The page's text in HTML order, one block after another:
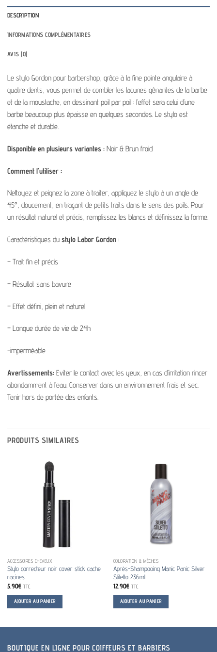
DESCRIPTION
INFORMATIONS COMPLÉMENTAIRES
AVIS (0)
Le stylo Gordon pour barbershop, grâce à la fine pointe angulaire à
quatre dents, vous permet de combler les lacunes gênantes de la barbe
et de la moustache, en dessinant poil par poil : l’effet sera celui d’une
barbe beaucoup plus épaisse en quelques secondes. Le stylo est
étanche et durable.
Disponible en plusieurs variantes : Noir & Brun froid
Comment l’utiliser :
Nettoyez et peignez la zone à traiter, appliquez le stylo à un angle de
45°, doucement, en traçant de petits traits dans le sens des poils. Pour
un résultat naturel et précis, remplissez les blancs et définissez la forme.
Caractéristiques du stylo Labor Gordon :
– Trait fin et précis
– Résultat sans bavure
– Effet défini, plein et naturel
– Longue durée de vie de 24h
-imperméable
Avertissements: Eviter le contact avec les yeux, en cas d’irritation rincer
abondamment à l’eau. Conserver dans un environnement frais et sec.
Tenir hors de portée des enfants.
PRODUITS SIMILAIRES
ACCESSOIRES CHEVEUX
Stylo correcteur noir cover stick cache
racines
5.90€ TTC
AJOUTER AU PANIER
COLORATION & MÈCHES
Après-Shampooing Manic Panic Silver
Stiletto 236ml
12.90€ TTC
AJOUTER AU PANIER
BOUTIQUE EN LIGNE POUR COIFFEURS ET BARBIERS